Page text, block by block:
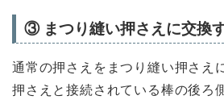
③ まつり縫い押さえに交換
通常の押さえをまつり縫い押さえ
押さえと接続されている棒の後ろ